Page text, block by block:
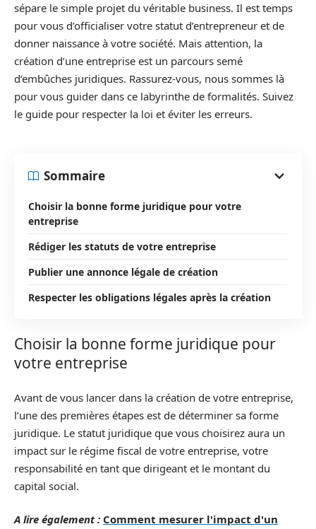
sépare le simple projet du véritable business. Il est temps
pour vous d’officialiser votre statut d’entrepreneur et de
donner naissance à votre société. Mais attention, la
création d’une entreprise est un parcours semé
d’embûches juridiques. Rassurez-vous, nous sommes là
pour vous guider dans ce labyrinthe de formalités. Suivez
le guide pour respecter la loi et éviter les erreurs.
Sommaire
Choisir la bonne forme juridique pour votre
entreprise
Rédiger les statuts de votre entreprise
Publier une annonce légale de création
Respecter les obligations légales après la création
Choisir la bonne forme juridique pour
votre entreprise
Avant de vous lancer dans la création de votre entreprise,
l’une des premières étapes est de déterminer sa forme
juridique. Le statut juridique que vous choisirez aura un
impact sur le régime fiscal de votre entreprise, votre
responsabilité en tant que dirigeant et le montant du
capital social.
A lire également : Comment mesurer l'impact d'un